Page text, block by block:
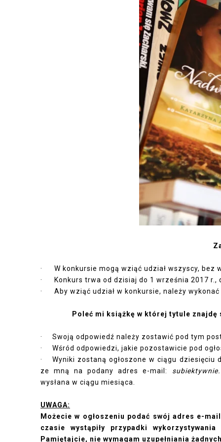
· W konkursie mogą wziąć udział wszyscy, bez
· Konkurs trwa od dzisiaj do 1 września 2017 r.,
· Aby wziąć udział w konkursie, należy
Poleć mi książkę w której tytule znajdę
· Swoją odpowiedź należy zostawić pod tym
· Wśród odpowiedzi, jakie pozostawicie pod
· Wyniki zostaną ogłoszone w ciągu dziesięciu
ze mną na podany adres e-mail:
wysłana w ciągu miesiąca.
UWAGA:
Możecie w ogłoszeniu podać swój adres e-
czasie wystąpiły przypadki
Pamiętajcie, nie wymagam uzupełniania